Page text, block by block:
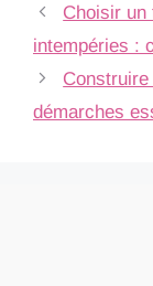
Choisir un
intempéries :
démarches